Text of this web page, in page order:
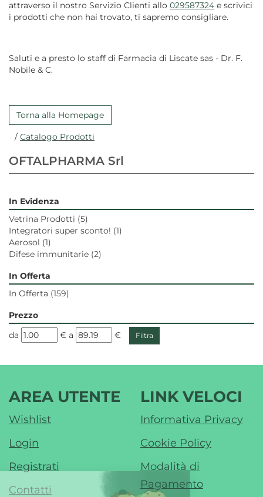
attraverso il nostro Servizio Clienti allo 029587324 e scrivici
i prodotti che non hai trovato, ti sapremo consigliare.
Saluti e a presto lo staff di Farmacia di Liscate sas - Dr. F.
Nobile & C.
Torna alla Homepage
/ Catalogo Prodotti
OFTALPHARMA Srl
In Evidenza
Vetrina Prodotti (5)
Integratori super sconto! (1)
Aerosol (1)
Difese immunitarie (2)
In Offerta
In Offerta (159)
Prezzo
filtra
da € filtra
a €
AREA UTENTE
Wishlist
Login
Registrati
Contatti
LINK VELOCI
Informativa Privacy
Cookie Policy
Modalità di
Pagamento